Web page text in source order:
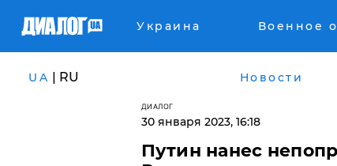
Украина Военное
UA | RU Новости
ДИАЛОГ
30 января 2023, 16:18
Путин нанес